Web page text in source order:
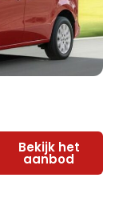
Bekijk het
aanbod